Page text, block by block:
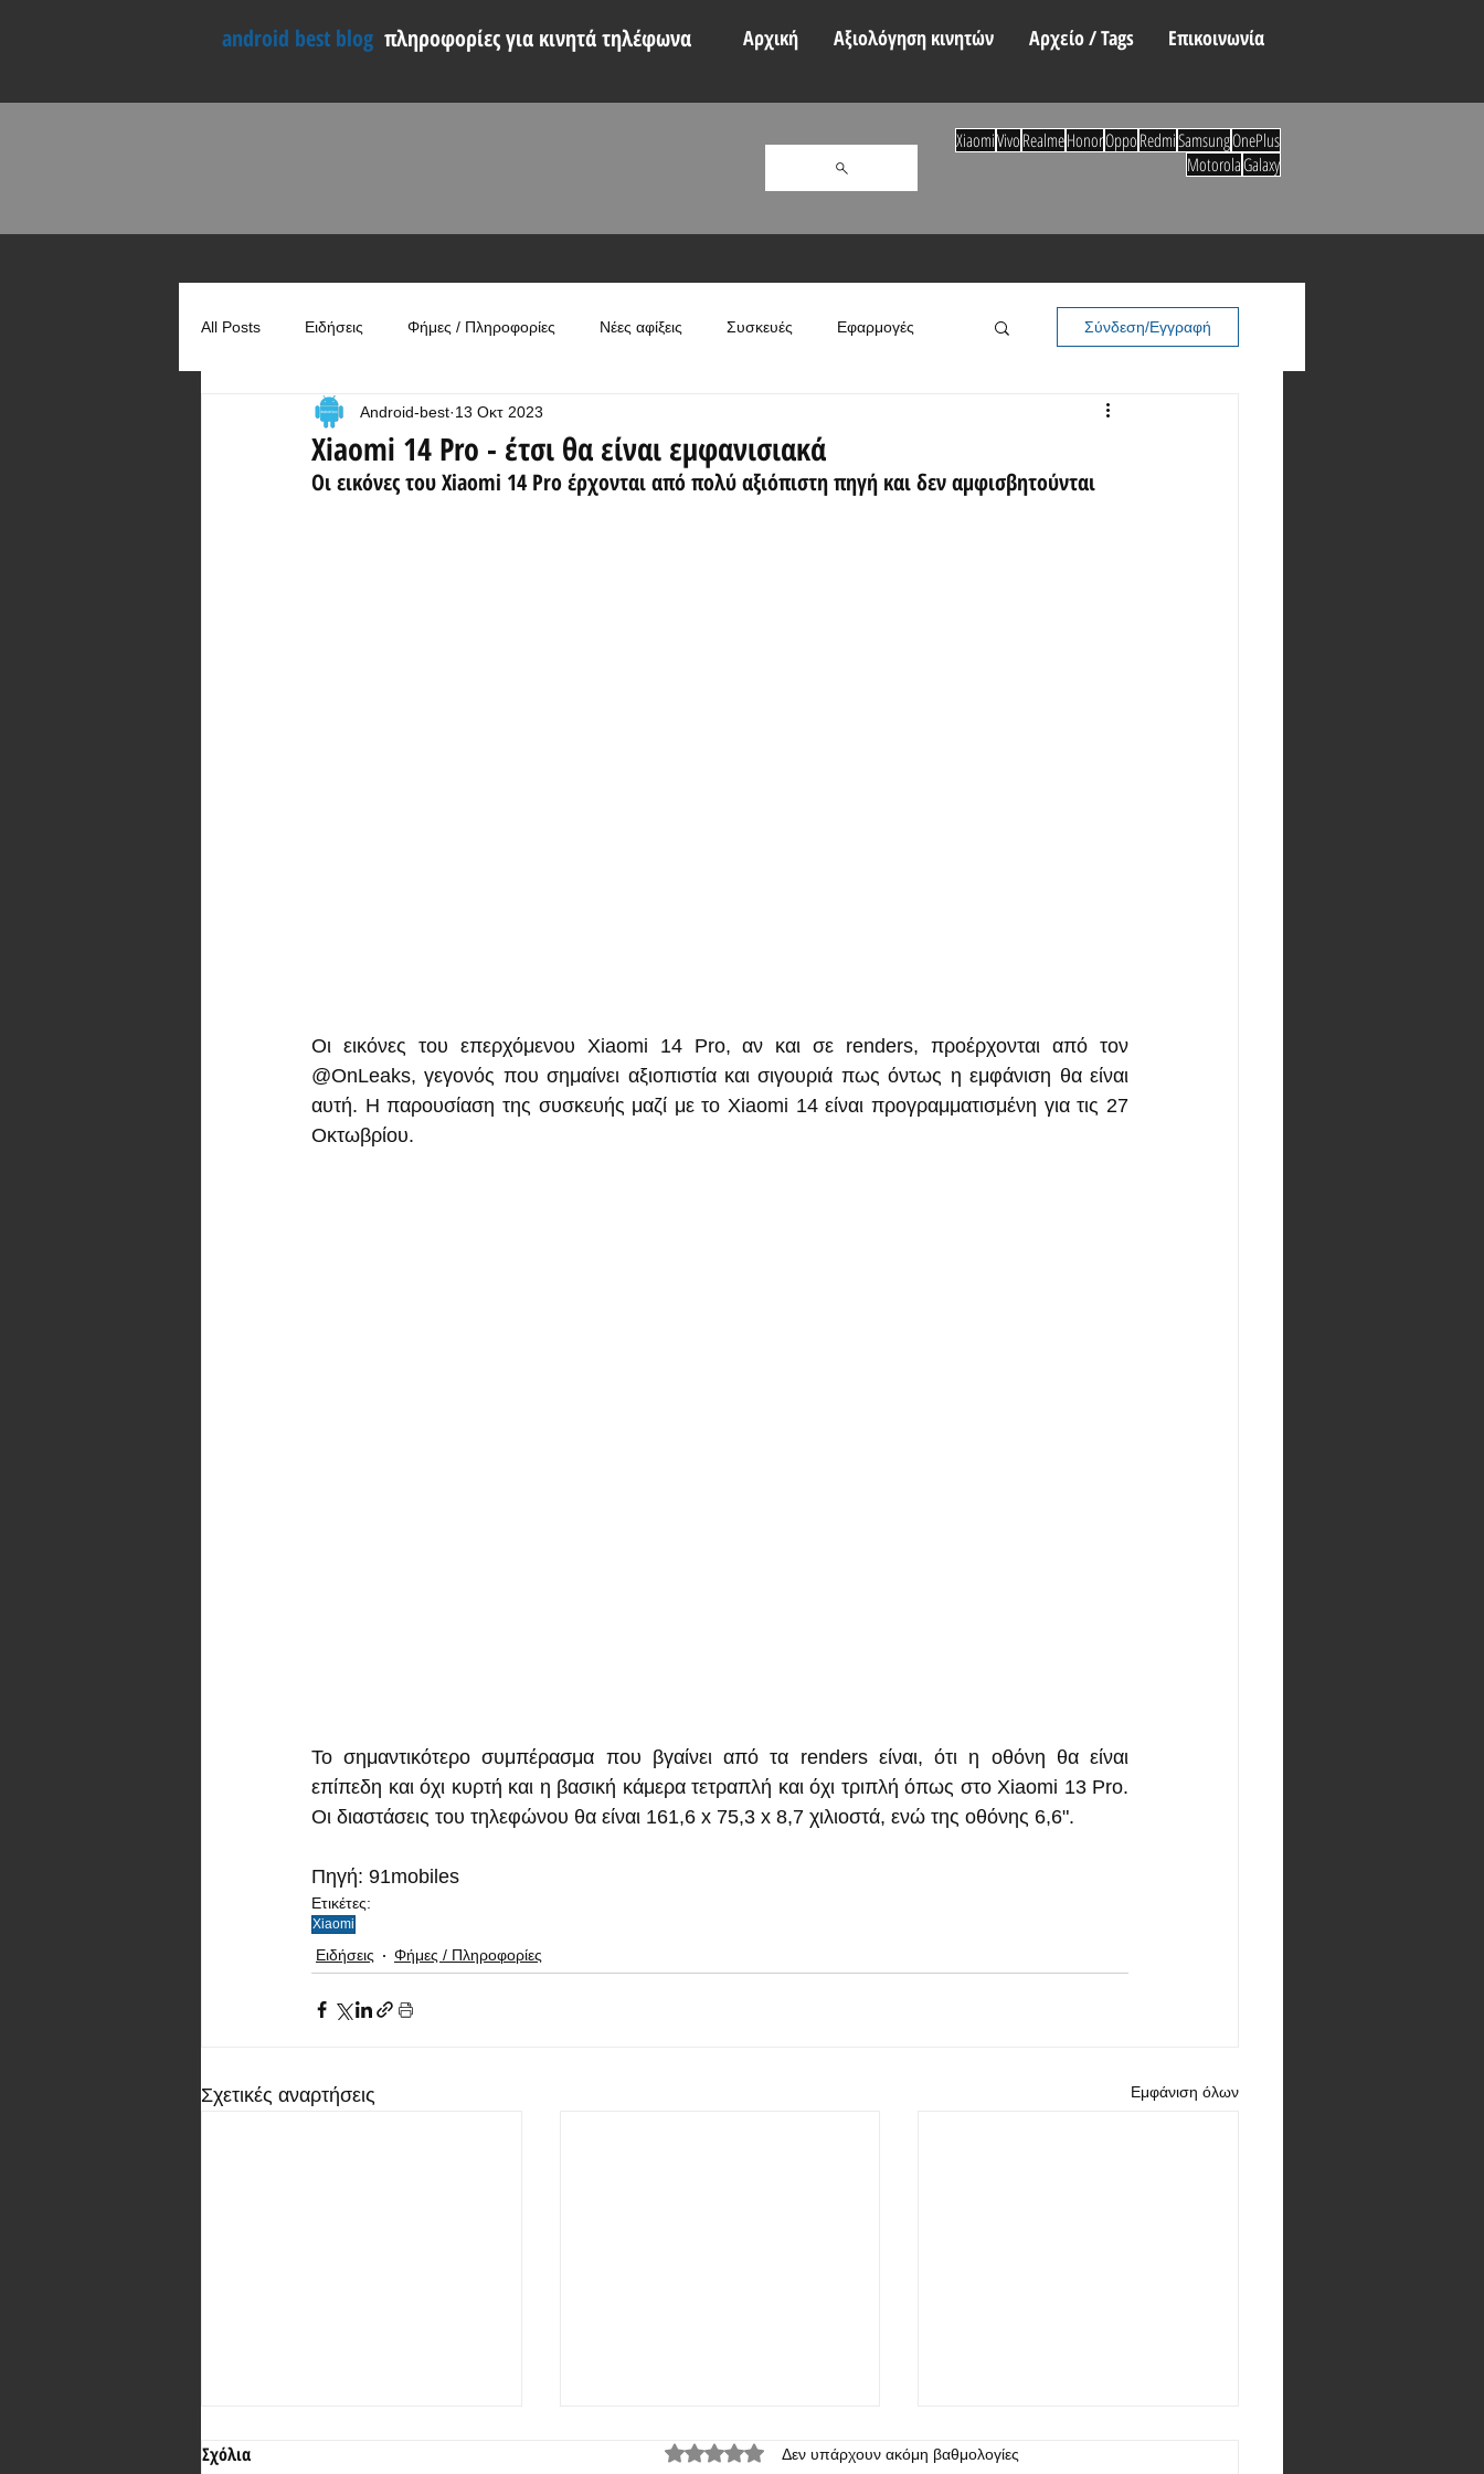
android best blog πληροφορίες για κινητά τηλέφωνα Αρχική Αξιολόγηση κινητών Αρχείο / Tags Επικοινωνία
All Posts Ειδήσεις Φήμες / Πληροφορίες Νέες αφίξεις Συσκευές Εφαρμογές
Συγκρίσεις Χρήσιμα
Σύνδεση/Εγγραφή
Xiaomi 14 Pro - έτσι θα είναι εμφανισιακά
Android-best 13 Οκτ 2023
Οι εικόνες του Xiaomi 14 Pro έρχονται από πολύ αξιόπιστη πηγή και δεν αμφισβητούνται
Οι εικόνες του επερχόμενου Xiaomi 14 Pro, αν και σε renders, προέρχονται από τον
@OnLeaks, γεγονός που σημαίνει αξιοπιστία και σιγουριά πως όντως η εμφάνιση θα είναι
αυτή. Η παρουσίαση της συσκευής μαζί με το Xiaomi 14 είναι προγραμματισμένη για τις 27
Οκτωβρίου.
Το σημαντικότερο συμπέρασμα που βγαίνει από τα renders είναι, ότι η οθόνη θα είναι
επίπεδη και όχι κυρτή και η βασική κάμερα τετραπλή και όχι τριπλή όπως στο Xiaomi 13 Pro.
Οι διαστάσεις του τηλεφώνου θα είναι 161,6 x 75,3 x 8,7 χιλιοστά, ενώ της οθόνης 6,6".
Πηγή: 91mobiles
Ετικέτες:
Xiaomi
Ειδήσεις Φήμες / Πληροφορίες
Σχετικές αναρτήσεις Εμφάνιση όλων
Σχόλια Βαθμολογήθηκε με 0 από 5 αστέρια.
Δεν υπάρχουν ακόμη βαθμολογίες
XiaomiVivoRealmeHonorOppoRedmiSamsungOnePlus
MotorolaGalaxy